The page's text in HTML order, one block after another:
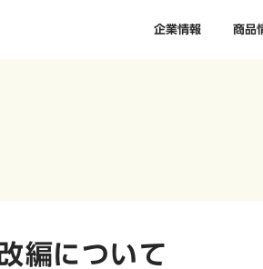
企業情報 商品
編について